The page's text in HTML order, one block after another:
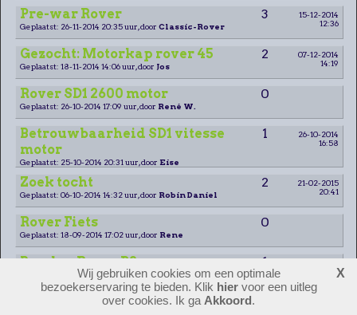
Pre-war Rover 3
15-12-2014
12:36
Geplaatst: 26-11-2014 20:35 uur, door Classic-Rover
Gezocht: Motorkap rover 45 2
07-12-2014
14:19
Geplaatst: 18-11-2014 14:06 uur, door Jos
Rover SD1 2600 motor 0
Geplaatst: 26-10-2014 17:09 uur, door René W.
Betrouwbaarheid SD1 vitesse
motor
1
26-10-2014
16:58
Geplaatst: 25-10-2014 20:31 uur, door Eise
Zoek tocht 2
21-02-2015
20:41
Geplaatst: 06-10-2014 14:32 uur, door Robin Daniel
Rover Fiets 0
Geplaatst: 18-09-2014 17:02 uur, door Rene
Banden Rover P2 1
08:42
Geplaatst: 13-09-2014 21:20 uur, doorHans van der Zwet.
Chromen hoorns.
Wij gebruiken cookies om een optimale
bezoekerservaring te bieden. Klik hiervoor een uitleg
over cookies. Ik ga Akkoord.
X